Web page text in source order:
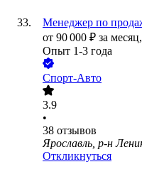
Менеджер по
от 90 000 ₽ за месяц,
Опыт 1-3 года
Спорт-Авто
3.9
•
38 отзывов
Ярославль, р-н
Откликнуться